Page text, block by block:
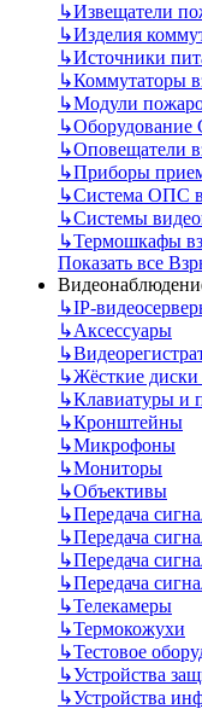
↳Извещатели
↳Изделия
↳Источники
↳Коммутаторы
↳Модули
↳
↳Оповещатели
↳Приборы
↳Система ОПС
↳Системы
↳Термошкафы
Показать все
↳IP-
↳Аксессуары
↳
↳Жёсткие
↳Клавиатуры и
↳Кронштейны
↳Микрофоны
↳Мониторы
↳Объективы
↳Передача
↳Передача
↳Передача
↳Передача
↳Телекамеры
↳Термокожухи
↳Тестовое
↳Устройства
↳Устройства